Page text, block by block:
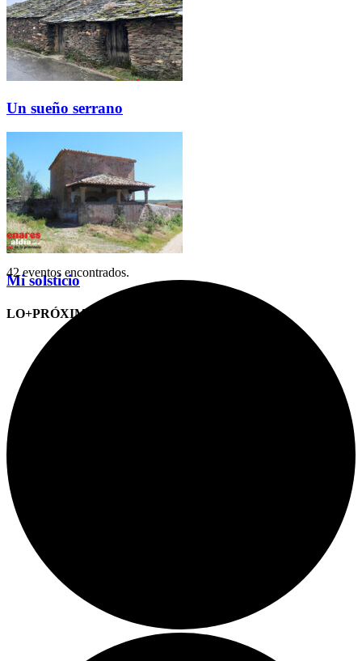
Un sueño serrano
Mi solsticio
LO+PRÓXIMO (CITAS)
42 eventos encontrados.